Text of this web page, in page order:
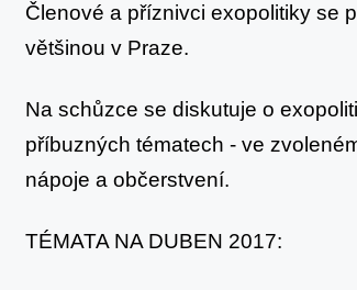
v
úterý
dubna
2017
-
17:30
Členové a příznivci exopolitiky se
většinou v Praze.
Na schůzce se diskutuje o
příbuzných tématech - ve
nápoje a občerstvení.
TÉMATA NA DUBEN 2017: